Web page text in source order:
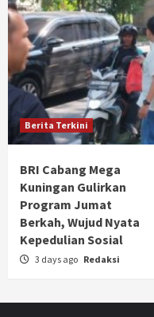
Berita Terkini
BRI Cabang Mega
Kuningan Gulirkan
Program Jumat
Berkah, Wujud Nyata
Kepedulian Sosial
3 days ago Redaksi